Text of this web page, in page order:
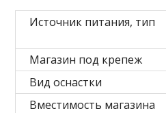
Источник питания, тип
Магазин под крепеж
Вид оснастки
Вместимость магазина